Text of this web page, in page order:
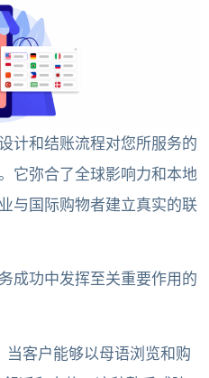
计和结账流程对您所服务的
它弥合了全球影响力和本地
与国际购物者建立真实的联
成功中发挥至关重要作用的
当客户能够以母语浏览和购